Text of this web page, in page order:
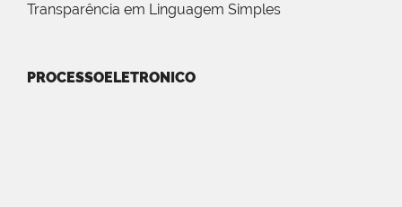
Transparência em Linguagem Simples
PROCESSOELETRONICO